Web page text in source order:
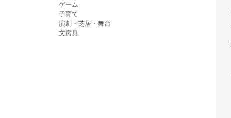
ゲーム
子育て
演劇・芝居・舞台
文房具